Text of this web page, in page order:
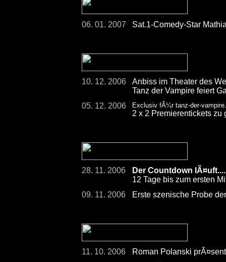
06. 01. 2007 Sat.1-Comedy-Star
10. 12. 2006
Anbiss im Theater des
Tanz der Vampire feiert
05. 12. 2006
Exclusiv fÃ¼r tanz-der-
2 x 2 Premierentickets zu
28. 11. 2006
Der Countdown
12 Tage bis zum ersten
09. 11. 2006
Erste szenische Probe
11. 10. 2006
Roman Polanski